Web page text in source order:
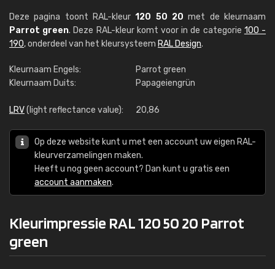
Deze pagina toont RAL-kleur120 50 20 met de kleurnaam
Parrot green. Deze RAL-kleur komt voor in de categorie 100 -
190, onderdeel van het kleursysteem RAL Design.
Kleurnaam Engels:
Parrot green
Kleurnaam Duits:
Papageiengrün
LRV(light reflectance value): 20,86
Op deze website kunt u met een account uw eigen RAL-
kleurverzamelingen maken.
Heeft u nog geen account? Dan kunt u gratis een
account aanmaken.
Kleurimpressie RAL 120 50 20 Parrot
green